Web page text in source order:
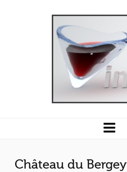
Château du Bergey